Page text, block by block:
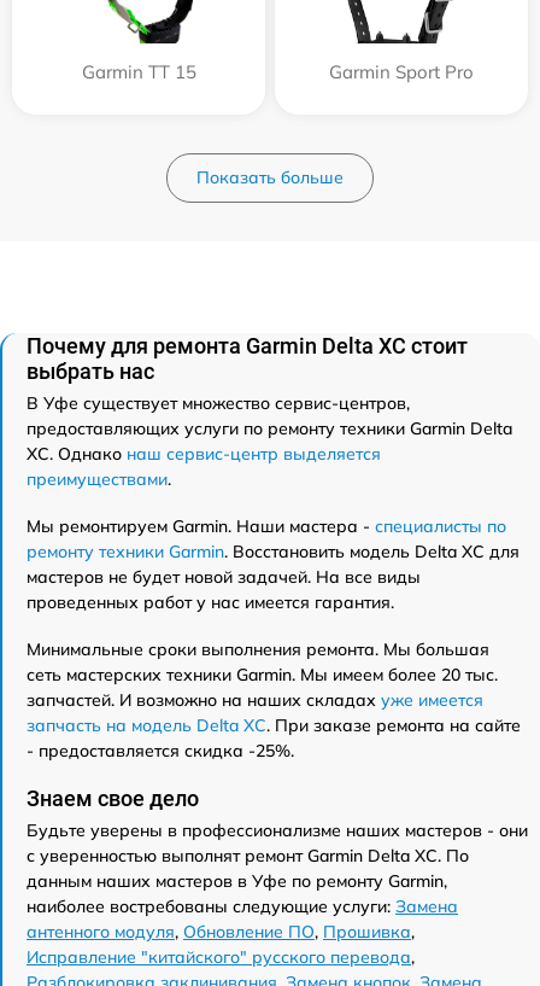
Garmin TT 15 Garmin Sport Pro
Показать больше
Почему для ремонта Garmin Delta XC стоит
выбрать нас
В Уфе существует множество сервис-центров,
предоставляющих услуги по ремонту техники Garmin Delta
XC. Однако наш сервис-центр выделяется
преимуществами.
Мы ремонтируем Garmin. Наши мастера - специалисты по
ремонту техники Garmin. Восстановить модель Delta XC для
мастеров не будет новой задачей. На все виды
проведенных работ у нас имеется гарантия.
Минимальные сроки выполнения ремонта. Мы большая
сеть мастерских техники Garmin. Мы имеем более 20 тыс.
запчастей. И возможно на наших складах уже имеется
запчасть на модель Delta XC. При заказе ремонта на сайте
- предоставляется скидка -25%.
Знаем свое дело
Будьте уверены в профессионализме наших мастеров - они
с уверенностью выполнят ремонт Garmin Delta XC. По
данным наших мастеров в Уфе по ремонту Garmin,
наиболее востребованы следующие услуги: Замена
антенного модуля, Обновление ПО, Прошивка,
Исправление "китайского" русского перевода,